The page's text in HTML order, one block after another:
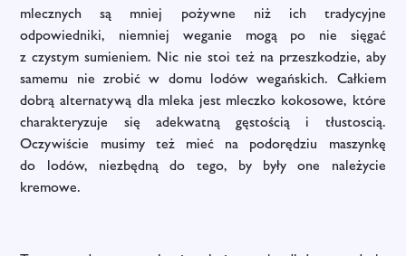
mlecznych są mniej pożywne niż ich tradycyjne
odpowiedniki, niemniej weganie mogą po nie sięgać
z czystym sumieniem. Nic nie stoi też na przeszkodzie, aby
samemu nie zrobić w domu lodów wegańskich. Całkiem
dobrą alternatywą dla mleka jest mleczko kokosowe, które
charakteryzuje się adekwatną gęstością i tłustoscią.
Oczywiście musimy też mieć na podorędziu maszynkę
do lodów, niezbędną do tego, by były one należycie
kremowe.